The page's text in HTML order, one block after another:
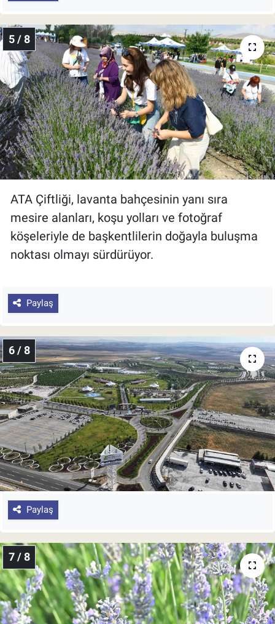
5 / 8
ATA Çiftliği, lavanta bahçesinin yanı sıra
mesire alanları, koşu yolları ve fotoğraf
köşeleriyle de başkentlilerin doğayla buluşma
noktası olmayı sürdürüyor.
Paylaş
6 / 8
Paylaş
7 / 8